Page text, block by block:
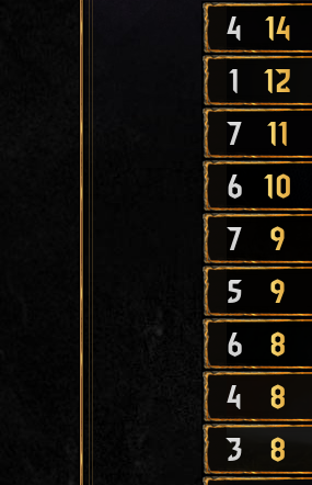
4 14
1 12
7 11
6 10
7 9
5 9
6 8
4 8
3 8